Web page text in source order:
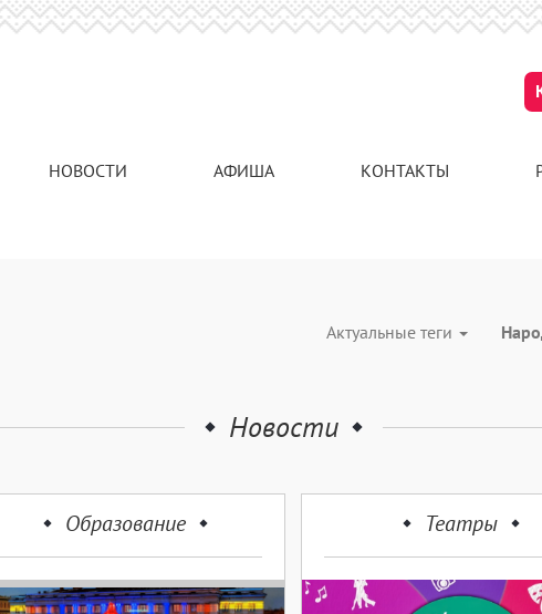
НОВОСТИ АФИША КОНТАКТЫ
Актуальные теги
Новости
Образование Театры